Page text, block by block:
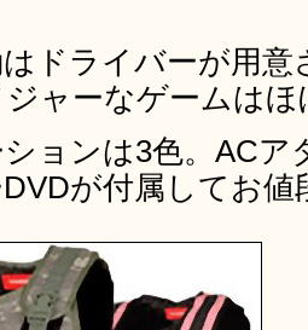
ドライバーが用意
ャーなゲームは
ョンは3色。AC
が付属してお値